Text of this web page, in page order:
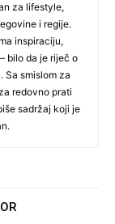
za lifestyle,
i regije.
inspiraciju,
bilo da je riječ o
Sa smislom za
redovno prati
sadržaj koji je